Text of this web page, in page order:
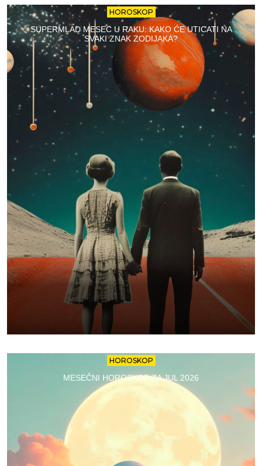
HOROSKOP
SUPERMLAD MESEC U RAKU: KAKO ĆE UTICATI NA
SVAKI ZNAK ZODIJAKA?
HOROSKOP
MESEČNI HOROSKOP ZA JUL 2026